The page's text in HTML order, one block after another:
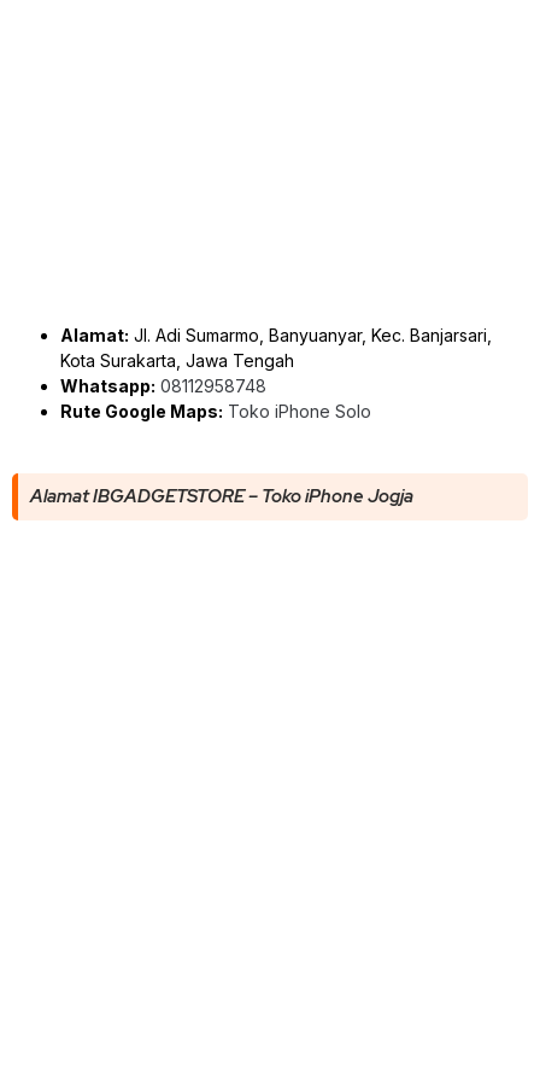
Alamat: Jl. Adi Sumarmo, Banyuanyar, Kec. Banjarsari,
Kota Surakarta, Jawa Tengah
Whatsapp: 08112958748
Rute Google Maps: Toko iPhone Solo
Alamat IBGADGETSTORE – Toko iPhone Jogja